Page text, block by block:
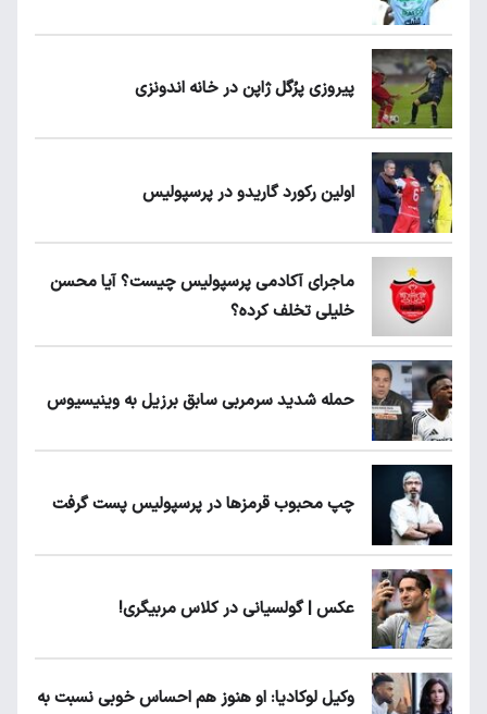
پیروزی پرُگل ژاپن در خانه اندونزی
اولین رکورد گاریدو در پرسپولیس
ماجرای آکادمی پرسپولیس چیست؟ آیا محسن
خلیلی تخلف کرده؟
حمله شدید سرمربی سابق برزیل به وینیسیوس
چپ محبوب قرمزها در پرسپولیس پست گرفت
عکس | گولسیانی در کلاس مربیگری!
وکیل لوکادیا: او هنوز هم احساس خوبی نسبت به